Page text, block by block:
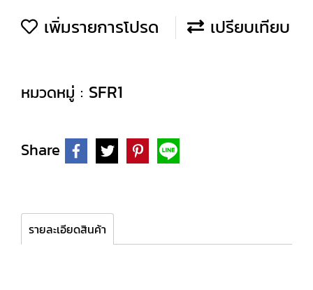
เพิ่มรายการโปรด เปรียบเทียบ
หมวดหมู่ : SFR1
Share
รายละเอียดสินค้า